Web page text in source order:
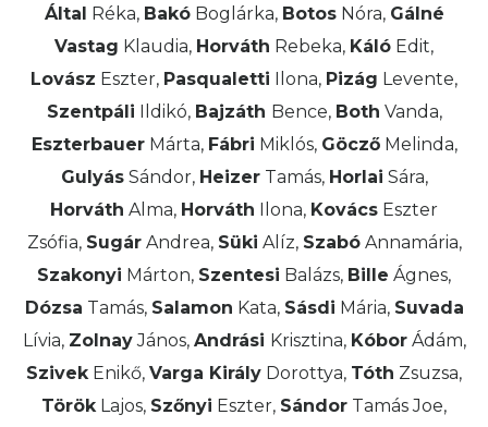
Által Réka, BakóBoglárka, BotosNóra, Gálné
Vastag Klaudia, Horváth Rebeka, Káló Edit,
Lovász Eszter, Pasqualetti Ilona, Pizág Levente,
Szentpáli Ildikó, Bajzáth Bence, Both Vanda,
EszterbauerMárta, Fábri Miklós, GöczőMelinda,
GulyásSándor, HeizerTamás, Horlai Sára,
Horváth Alma, Horváth Ilona, Kovács Eszter
Zsófia, SugárAndrea, Süki Alíz, SzabóAnnamária,
Szakonyi Márton, Szentesi Balázs, Bille Ágnes,
Dózsa Tamás, Salamon Kata, Sásdi Mária, Suvada
Lívia, ZolnayJános, Andrási Krisztina, KóborÁdám,
SzivekEnikő, Varga Király Dorottya, Tóth Zsuzsa,
TörökLajos, Szőnyi Eszter, Sándor Tamás Joe,